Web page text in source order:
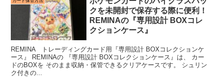
クを未開封で保存する際に便利！
REMINAの『専用設計 BOXコレ
クションケース』
REMINA トレーディングカード用『専用設計 BOXコレクションケ
ース』 REMINAの 『専用設計 BOXコレクションケース』は、 カー
ドのBOXを そのまま収納・保管できるクリアケースです。 シュリン
ク付きの...